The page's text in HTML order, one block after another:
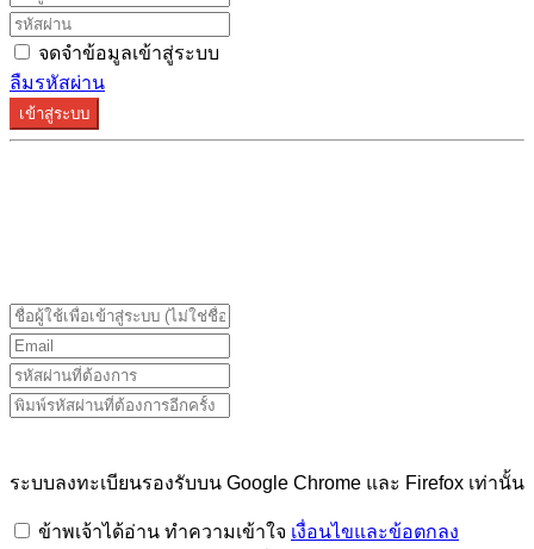
จดจำข้อมูลเข้าสู่ระบบ
ลืมรหัสผ่าน
เข้าสู่ระบบ
ระบบลงทะเบียนรองรับบน Google Chrome และ Firefox เท่านั้น
ข้าพเจ้าได้อ่าน ทำความเข้าใจ เงื่อนไขและข้อตกลง